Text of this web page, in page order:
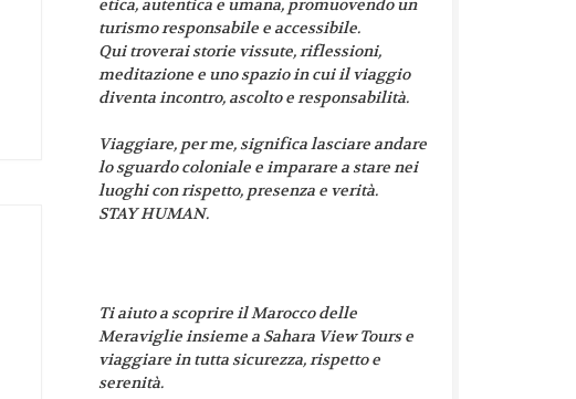
etica, autentica e umana, promuovendo un
turismo responsabile e accessibile.
Qui troverai storie vissute, riflessioni,
meditazione e uno spazio in cui il viaggio
diventa incontro, ascolto e responsabilità.
Viaggiare, per me, significa lasciare andare
lo sguardo coloniale e imparare a stare nei
luoghi con rispetto, presenza e verità.
STAY HUMAN.
Ti aiuto a scoprire il Marocco delle
Meraviglie insieme a Sahara View Tours e
viaggiare in tutta sicurezza, rispetto e
serenità.